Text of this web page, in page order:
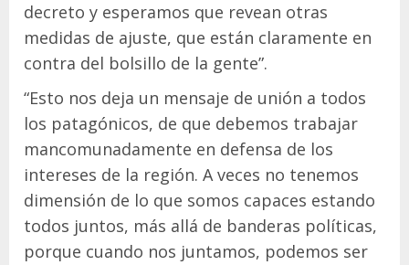
decreto y esperamos que revean otras
medidas de ajuste, que están claramente en
contra del bolsillo de la gente”.
“Esto nos deja un mensaje de unión a todos
los patagónicos, de que debemos trabajar
mancomunadamente en defensa de los
intereses de la región. A veces no tenemos
dimensión de lo que somos capaces estando
todos juntos, más allá de banderas políticas,
porque cuando nos juntamos, podemos ser